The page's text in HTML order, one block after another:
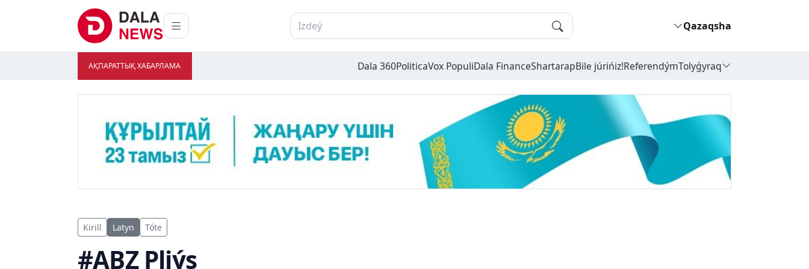
Qazaqsha
АҚПАРАТТЫҚ ХАБАРЛАМА Dala 360PoliticaVox PopuliDala FinanceShartarapBile júrińiz!ReferendýmTolyǵyraq
Kirill Latyn Tóte
#ABZ Pliýs